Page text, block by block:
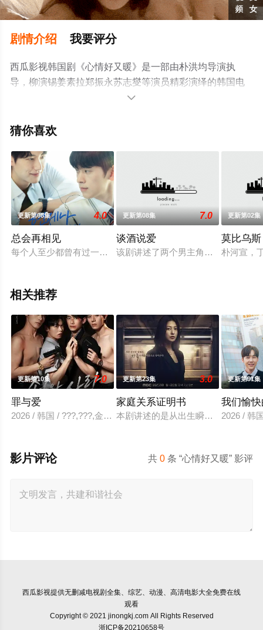
剧情介绍 我要评分
西瓜影视韩国剧《心情好又暖》是一部由朴洪均导演执
导，柳演锡姜素拉郑振永苏志燮等演员精彩演绎的韩国电
视剧，手机免费观看高清未删减完整版电视剧全集就上西
情网等平台了解。

猜你喜欢
更新第08集 4.0
总会再相见
每个人至少都曾有过一次这样的想象。“如果能回到过去的话？
更新第08集 7.0
谈酒说爱
该剧讲述了两个男主角通过酒，互相
更新第02集
莫比乌
朴河宣，
相关推荐
更新第10集 7.0
罪与爱
2026 / 韩国 / ???,???,金贤叙,???
更新第23集 3.0
家庭关系证明书
本剧讲述的是从出生瞬间开始就被打
更新第91集
我们愉
2026 / 韩
共0 条 “心情好又暖” 影评
影片评论
西瓜影视提供无删减电视剧全集、综艺、动漫、高清电影大全免费在线
观看
Copyright © 2021 jinongkj.com All Rights Reserved
浙ICP备20210658号